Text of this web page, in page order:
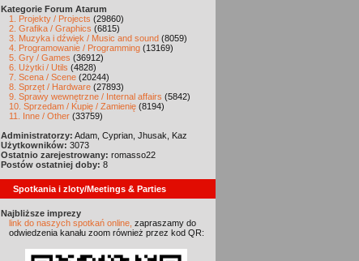
Kategorie Forum Atarum
1. Projekty / Projects (29860)
2. Grafika / Graphics (6815)
3. Muzyka i dźwięk / Music and sound (8059)
4. Programowanie / Programming (13169)
5. Gry / Games (36912)
6. Użytki / Utils (4828)
7. Scena / Scene (20244)
8. Sprzęt / Hardware (27893)
9. Sprawy wewnętrzne / Internal affairs (5842)
10. Sprzedam / Kupię / Zamienię (8194)
11. Inne / Other (33759)
Administratorzy: Adam, Cyprian, Jhusak, Kaz
Użytkowników: 3073
Ostatnio zarejestrowany: romasso22
Postów ostatniej doby: 8
Spotkania i zloty/Meetings & Parties
Najbliższe imprezy
link do naszych spotkań online, zapraszamy do
odwiedzenia kanału zoom również przez kod QR: